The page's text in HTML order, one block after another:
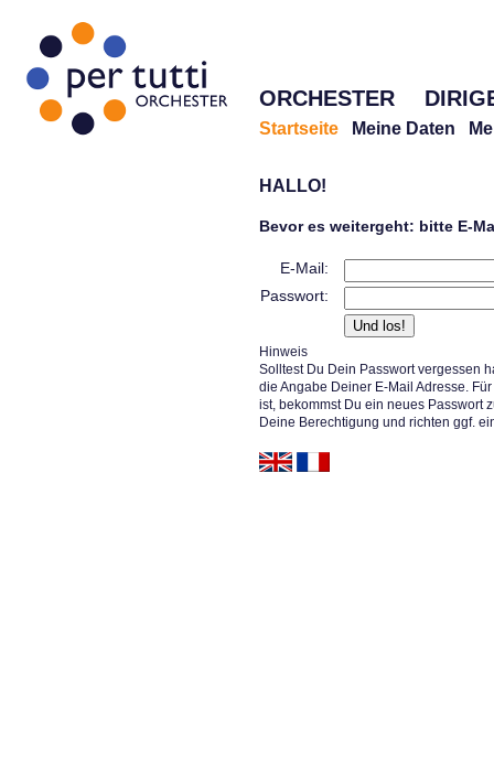
ORCHESTER
Startseite Meine Daten
HALLO!
Bevor es weitergeht: bitte E-
E-Mail:
Passwort:
Hinweis
Solltest Du Dein Passwort vergessen
die Angabe Deiner E-Mail Adresse.
ist, bekommst Du ein neues Passwort
Deine Berechtigung und richten ggf.